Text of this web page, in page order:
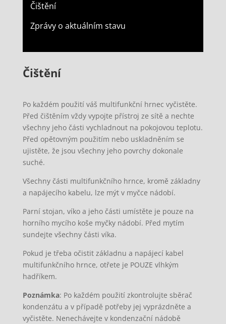
Čištění
Zprávy o aktuálním stavu
Čištění
Po každém použití váš multifunkční hrnec vyčistěte.
Před čištěním vždy vypojte přístroj ze sítě a nechte
všechny jeho části vychladnout na pokojovou teplotu.
Před opětovným použitím nebo uskladněním se
ujistěte, že jsou všechny jeho povrchy dokonale
suché.
Všechny části multifunkčního hrnce, kromě základny
a napájecího kabelu, lze mýt v myčce nádobí.
Parní stojan, víko a jeho části umístěte je pouze na
horního mycího koše myčky nádobí. Před mytím
sundejte všechny části víka.
Pokud je třeba očistit základnu a napájecí kabel
multifunkčního hrnce, otřete je POUZE vlhkým
hadříkem.
Poznámka: Po každém použití zkontrolujte sběrač
kondenzátu a v případě potřeby jej vyprázdněte a
vyčistěte. Nenechávejte v kondenzační nádobě